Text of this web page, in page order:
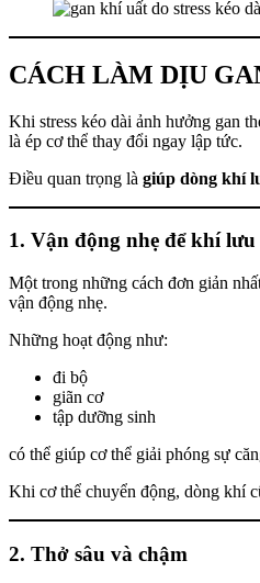
CÁCH LÀM DỊU
Khi stress kéo dài ảnh hưởng gan
là ép cơ thể thay đổi ngay lập tức.
Điều quan trọng là giúp dòng khí
1. Vận động nhẹ để khí
Một trong những cách đơn giản
vận động nhẹ.
Những hoạt động như:
đi bộ
giãn cơ
tập dưỡng sinh
có thể giúp cơ thể giải phóng sự
Khi cơ thể chuyển động, dòng khí
2. Thở sâu và chậm